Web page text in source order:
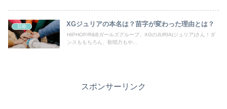
芸能 XGジュリアの本名は？苗字が変わった理由とは？
HIPHOP/R&Bガールズグループ、XGのJURIA(ジュリア)さん！ダ
ンスももちろん、歌唱力もや...
スポンサーリンク